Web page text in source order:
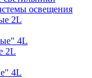
освещения
2L
4L
2L
4L